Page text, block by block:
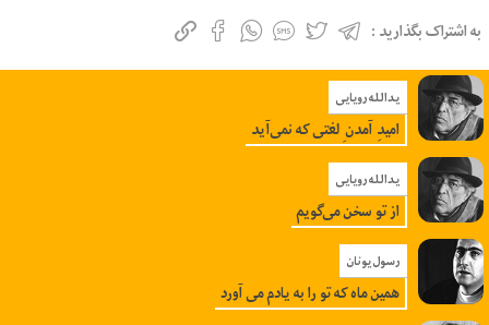
به اشتراک بگذارید :
یدالله رویایی
امیدِ آمدن ِ لغتی که نمی‌آید
یدالله رویایی
از تو سخن می‌گویم
رسول یونان
همین ماه که تو را به یادم می آورد